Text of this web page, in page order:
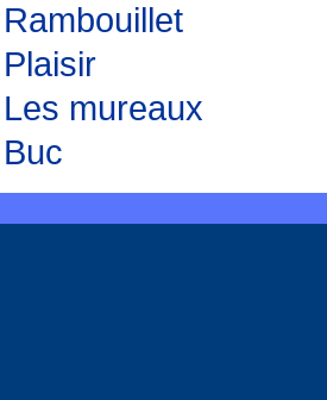
Rambouillet
Plaisir
Les mureaux
Buc